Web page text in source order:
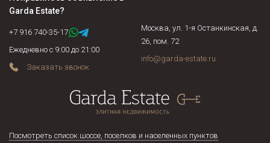
Garda Estate?
+7 916 740-35-17
Ежедневно с 9:00 до 21:00
Заказать звонок
Москва, ул. 1-я Останкинская, д.
26, пом. 72
info@garda-estate.ru
Посмотреть список шоссе, поселков и населенных пунктов